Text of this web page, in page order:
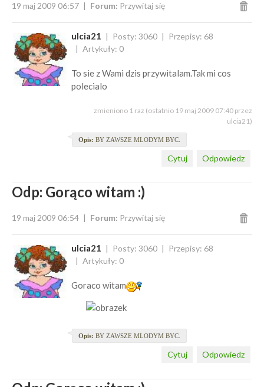
19 maj 2009 06:57 Forum: Przywitaj się
ulcia21 Posty: 3060
Przepisy: 68
Artykuły: 0
To sie z Wami dzis przywitalam.Tak mi cos
polecialo
zmieniono 1 raz (ostatnio 19 maj 2009 07:40 przez
ulcia21)
Opis: BY ZAWSZE MLODYM BYC.
Odpowiedz
Cytuj
Odp: Gorąco witam :)
19 maj 2009 06:54 Forum: Przywitaj się
ulcia21 Posty: 3060
Przepisy: 68
Artykuły: 0
Goraco witam
Opis: BY ZAWSZE MLODYM BYC.
Odpowiedz
Cytuj